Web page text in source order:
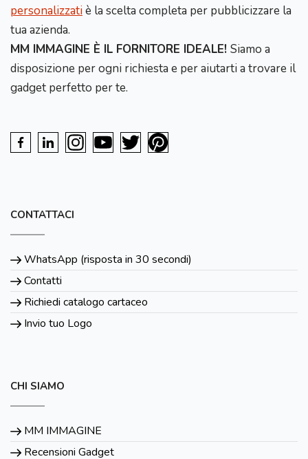
personalizzatiè la scelta completa per pubblicizzare la
tua azienda.
MM IMMAGINE È IL FORNITORE IDEALE! Siamo a
disposizione per ogni richiesta e per aiutarti a trovare il
gadget perfetto per te.
CONTATTACI
WhatsApp (risposta in 30 secondi)
Contatti
Richiedi catalogo cartaceo
Invio tuo Logo
CHI SIAMO
MM IMMAGINE
Recensioni Gadget